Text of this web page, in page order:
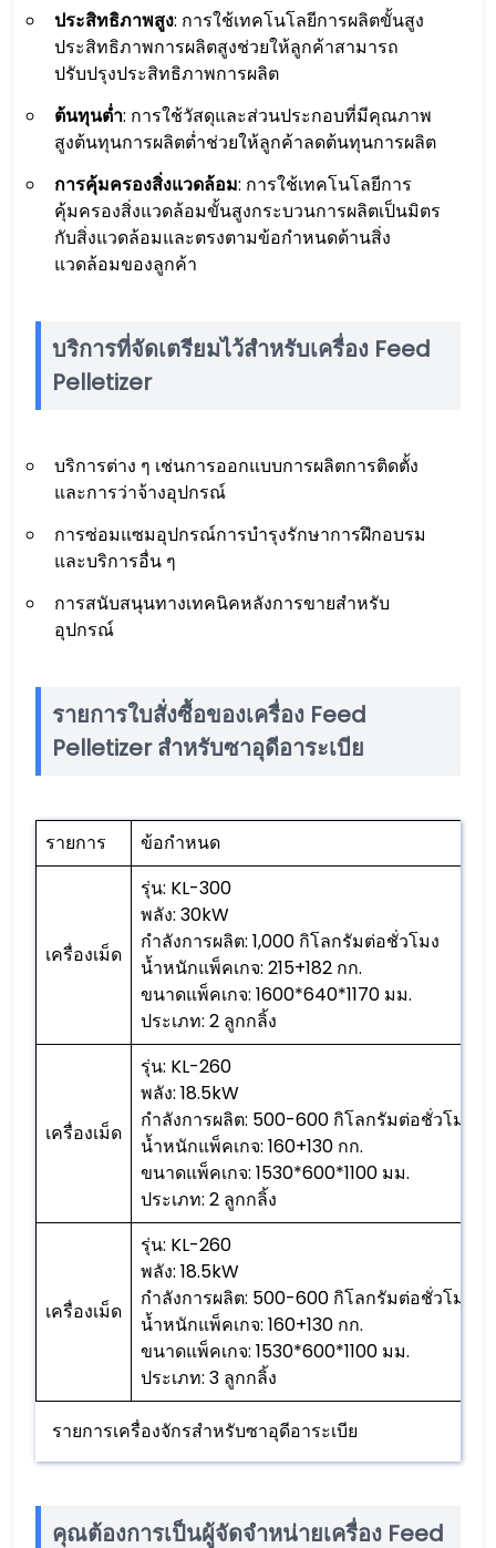
ประสิทธิภาพสูง: การใช้เทคโนโลยีการผลิตขั้นสูง
ประสิทธิภาพการผลิตสูงช่วยให้ลูกค้าสามารถ
ปรับปรุงประสิทธิภาพการผลิต
ต้นทุนต่ำ: การใช้วัสดุและส่วนประกอบที่มีคุณภาพ
สูงต้นทุนการผลิตต่ำช่วยให้ลูกค้าลดต้นทุนการผลิต
การคุ้มครองสิ่งแวดล้อม: การใช้เทคโนโลยีการ
คุ้มครองสิ่งแวดล้อมขั้นสูงกระบวนการผลิตเป็นมิตร
กับสิ่งแวดล้อมและตรงตามข้อกำหนดด้านสิ่ง
แวดล้อมของลูกค้า
บริการที่จัดเตรียมไว้สำหรับเครื่อง Feed
Pelletizer
บริการต่าง ๆ เช่นการออกแบบการผลิตการติดตั้ง
และการว่าจ้างอุปกรณ์
การซ่อมแซมอุปกรณ์การบำรุงรักษาการฝึกอบรม
และบริการอื่น ๆ
การสนับสนุนทางเทคนิคหลังการขายสำหรับ
อุปกรณ์
รายการใบสั่งซื้อของเครื่อง Feed
Pelletizer สำหรับซาอุดีอาระเบีย
รายการ ข้อกำหนด
เครื่องเม็ด
รุ่น: KL-300
พลัง: 30kW
กำลังการผลิต: 1,000 กิโลกรัมต่อชั่วโมง
น้ำหนักแพ็คเกจ: 215+182 กก.
ขนาดแพ็คเกจ: 1600*640*1170 มม.
ประเภท: 2 ลูกกลิ้ง
เครื่องเม็ด
รุ่น: KL-260
พลัง: 18.5kW
กำลังการผลิต: 500-600 กิโลกรัมต่อชั่วโมง
น้ำหนักแพ็คเกจ: 160+130 กก.
ขนาดแพ็คเกจ: 1530*600*1100 มม.
ประเภท: 2 ลูกกลิ้ง
เครื่องเม็ด
รุ่น: KL-260
พลัง: 18.5kW
กำลังการผลิต: 500-600 กิโลกรัมต่อชั่วโมง
น้ำหนักแพ็คเกจ: 160+130 กก.
ขนาดแพ็คเกจ: 1530*600*1100 มม.
ประเภท: 3 ลูกกลิ้ง
รายการเครื่องจักรสำหรับซาอุดีอาระเบีย
คุณต้องการเป็นผู้จัดจำหน่ายเครื่อง Feed